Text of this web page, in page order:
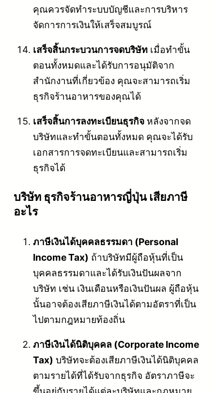
คุณควรจัดทำระบบบัญชีและการบริหาร
จัดการการเงินให้เสร็จสมบูรณ์
เสร็จสิ้นกระบวนการจดบริษัท เมื่อทำขั้น
ตอนทั้งหมดและได้รับการอนุมัติจาก
สำนักงานที่เกี่ยวข้อง คุณจะสามารถเริ่ม
ธุรกิจร้านอาหารของคุณได้
เสร็จสิ้นการลงทะเบียนธุรกิจ หลังจากจด
บริษัทและทำขั้นตอนทั้งหมด คุณจะได้รับ
เอกสารการจดทะเบียนและสามารถเริ่ม
ธุรกิจได้
บริษัท ธุรกิจร้านอาหารญี่ปุ่น เสียภาษี
อะไร
ภาษีเงินได้บุคคลธรรมดา (Personal
Income Tax) ถ้าบริษัทมีผู้ถือหุ้นที่เป็น
บุคคลธรรมดาและได้รับเงินปันผลจาก
บริษัท เช่น เงินเดือนหรือเงินปันผล ผู้ถือหุ้น
นั้นอาจต้องเสียภาษีเงินได้ตามอัตราที่เป็น
ไปตามกฎหมายท้องถิ่น
ภาษีเงินได้นิติบุคคล (Corporate Income
Tax) บริษัทจะต้องเสียภาษีเงินได้นิติบุคคล
ตามรายได้ที่ได้รับจากธุรกิจ อัตราภาษีจะ